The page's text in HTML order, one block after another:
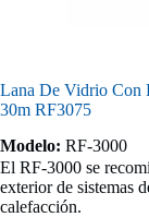
Lana De Vidrio Con
30m RF3075
Modelo: RF-3000
El RF-3000 se
exterior de sistemas
calefacción.